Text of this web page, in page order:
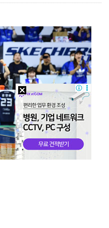
'재벌X형사' , 빌런 유승호 예고…시청률 반등하나
'결혼의 완성' 남궁민, 김대명 배신으로 실신…자체 최…
윈덤 챔피언십 3R 3…
인공은… '2026 KWDA', …